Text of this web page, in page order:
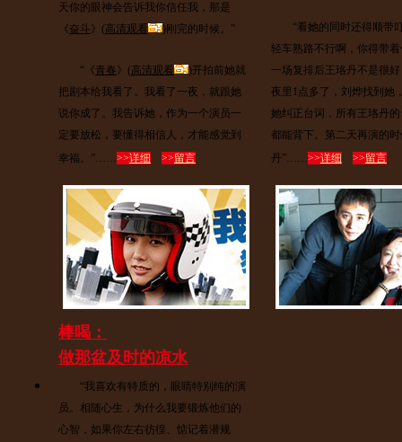
天你的眼神会告诉我你信任我，那是
《奋斗》(高清观看 )刚完的时候。”
“《青春》(高清观看
)开拍前她就
把剧本给我看了。我看了一夜，就跟她
说你成了。我告诉她，作为一个演员一
定要放松，要懂得相信人，才能感觉到
幸福。”……>>详细 >>留言
“看她的同时还得顺带
轻车熟路不行啊，你得带
一场复排后王珞丹不是很
夜里1点多了，刘烨找到她
她纠正台词，所有王珞丹
都能背下。第二天再演的
丹”……>>详细 >>留言
棒喝：
做那盆及时的凉水
“我喜欢有特质的，眼睛特别纯的演
员。相随心生，为什么我要锻炼他们的
心智，如果你左右彷徨、惦记着潜规